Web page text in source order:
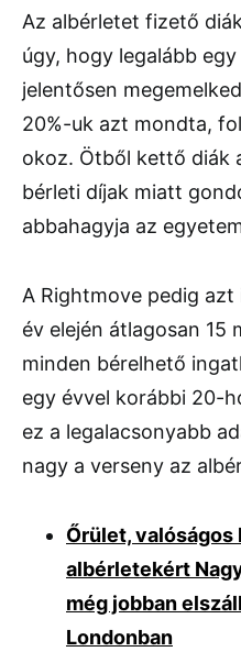
Az albérletet fizető
úgy, hogy legalább
jelentősen
20%-uk azt mondta,
okoz. Ötből kettő diák
bérleti díjak miatt
abbahagyja az
A Rightmove pedig
év elején átlagosan 15
minden bérelhető
egy évvel korábbi 20-
ez a legalacsonyabb
nagy a verseny az
Őrület,
albérletekért
még jobban
Londonban